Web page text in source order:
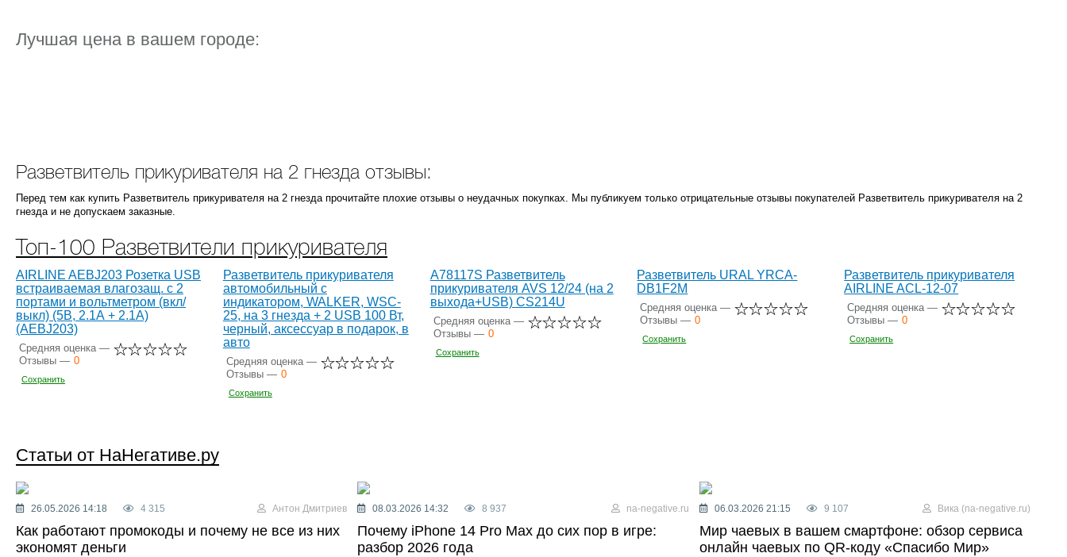
Лучшая цена в вашем городе:
Разветвитель прикуривателя на 2 гнезда отзывы:
Перед тем как купить Разветвитель прикуривателя на 2 гнезда прочитайте плохие отзывы о неудачных покупках. Мы публикуем только отрицательные отзывы покупателей Разветвитель прикуривателя на 2
гнезда и не допускаем заказные.
Топ-100 Разветвители прикуривателя
AIRLINE AEBJ203 Розетка USB
встраиваемая влагозащ. с 2
портами и вольтметром (вкл/
выкл) (5В, 2.1А + 2.1А)
(AEBJ203)
Средняя оценка —
Отзывы — 0
Сохранить
Разветвитель прикуривателя
автомобильный с
индикатором, WALKER, WSC-
25, на 3 гнезда + 2 USB 100 Вт,
черный, аксессуар в подарок, в
авто
Средняя оценка —
Отзывы — 0
Сохранить
A78117S Разветвитель
прикуривателя AVS 12/24 (на 2
выхода+USB) CS214U
Средняя оценка —
Отзывы — 0
Сохранить
Разветвитель URAL YRCA-
DB1F2M
Средняя оценка —
Отзывы — 0
Сохранить
Разветвитель прикуривателя
AIRLINE ACL-12-07
Средняя оценка —
Отзывы — 0
Сохранить
Статьи от НаНегативе.ру
26.05.2026 14:18 4 315 Антон Дмитриев
Как работают промокоды и почему не все из них
экономят деньги
08.03.2026 14:32 8 937 na-negative.ru
Почему iPhone 14 Pro Max до сих пор в игре:
разбор 2026 года
06.03.2026 21:15 9 107 Вика (na-negative.ru)
Мир чаевых в вашем смартфоне: обзор сервиса
онлайн чаевых по QR-коду «Спасибо Мир»